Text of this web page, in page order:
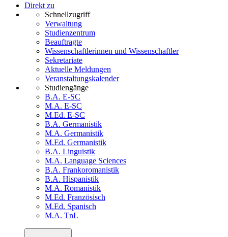
Direkt zu
Schnellzugriff
Verwaltung
Studienzentrum
Beauftragte
Wissenschaftlerinnen und Wissenschaftler
Sekretariate
Aktuelle Meldungen
Veranstaltungskalender
Studiengänge
B.A. E-SC
M.A. E-SC
M.Ed. E-SC
B.A. Germanistik
M.A. Germanistik
M.Ed. Germanistik
B.A. Linguistik
M.A. Language Sciences
B.A. Frankoromanistik
B.A. Hispanistik
M.A. Romanistik
M.Ed. Französisch
M.Ed. Spanisch
M.A. TnL